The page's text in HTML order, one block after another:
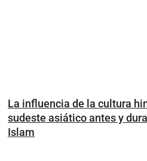
La influencia de la cultura
sudeste asiático antes y
Islam